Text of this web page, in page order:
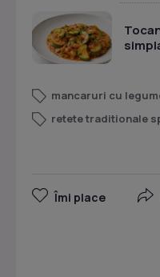
mancaruri cu
retete traditionale
Îmi place